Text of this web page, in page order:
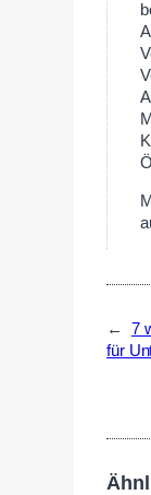
←
7
für